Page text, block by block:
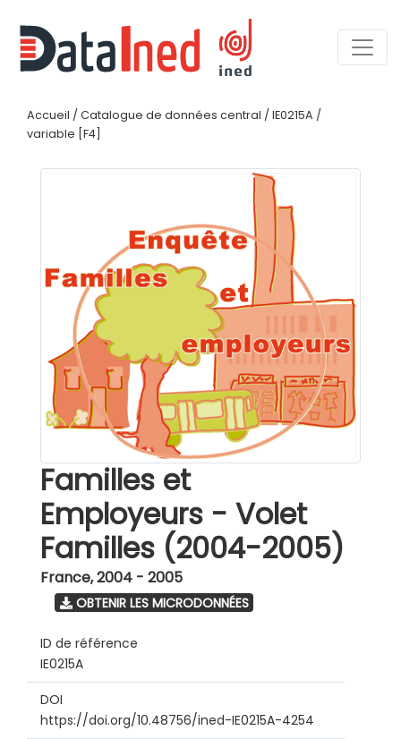
Accueil / Catalogue de données central / IE0215A /
variable [F4]
Familles et
Employeurs - Volet
Familles (2004-2005)
France,2004 - 2005
OBTENIR LES MICRODONNÉES
ID de référence
IE0215A
DOI
https://doi.org/10.48756/ined-IE0215A-4254